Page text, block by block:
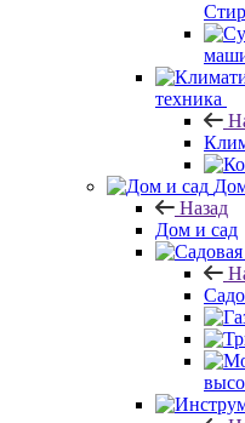
техника
Назад
Дом и сад